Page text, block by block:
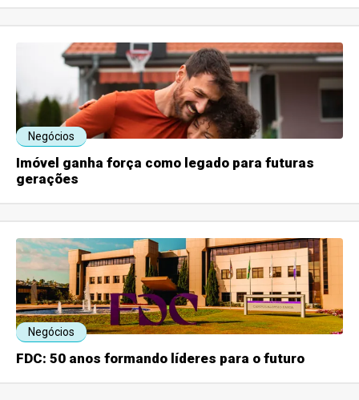
Negócios
Imóvel ganha força como legado para futuras
gerações
Negócios
FDC: 50 anos formando líderes para o futuro